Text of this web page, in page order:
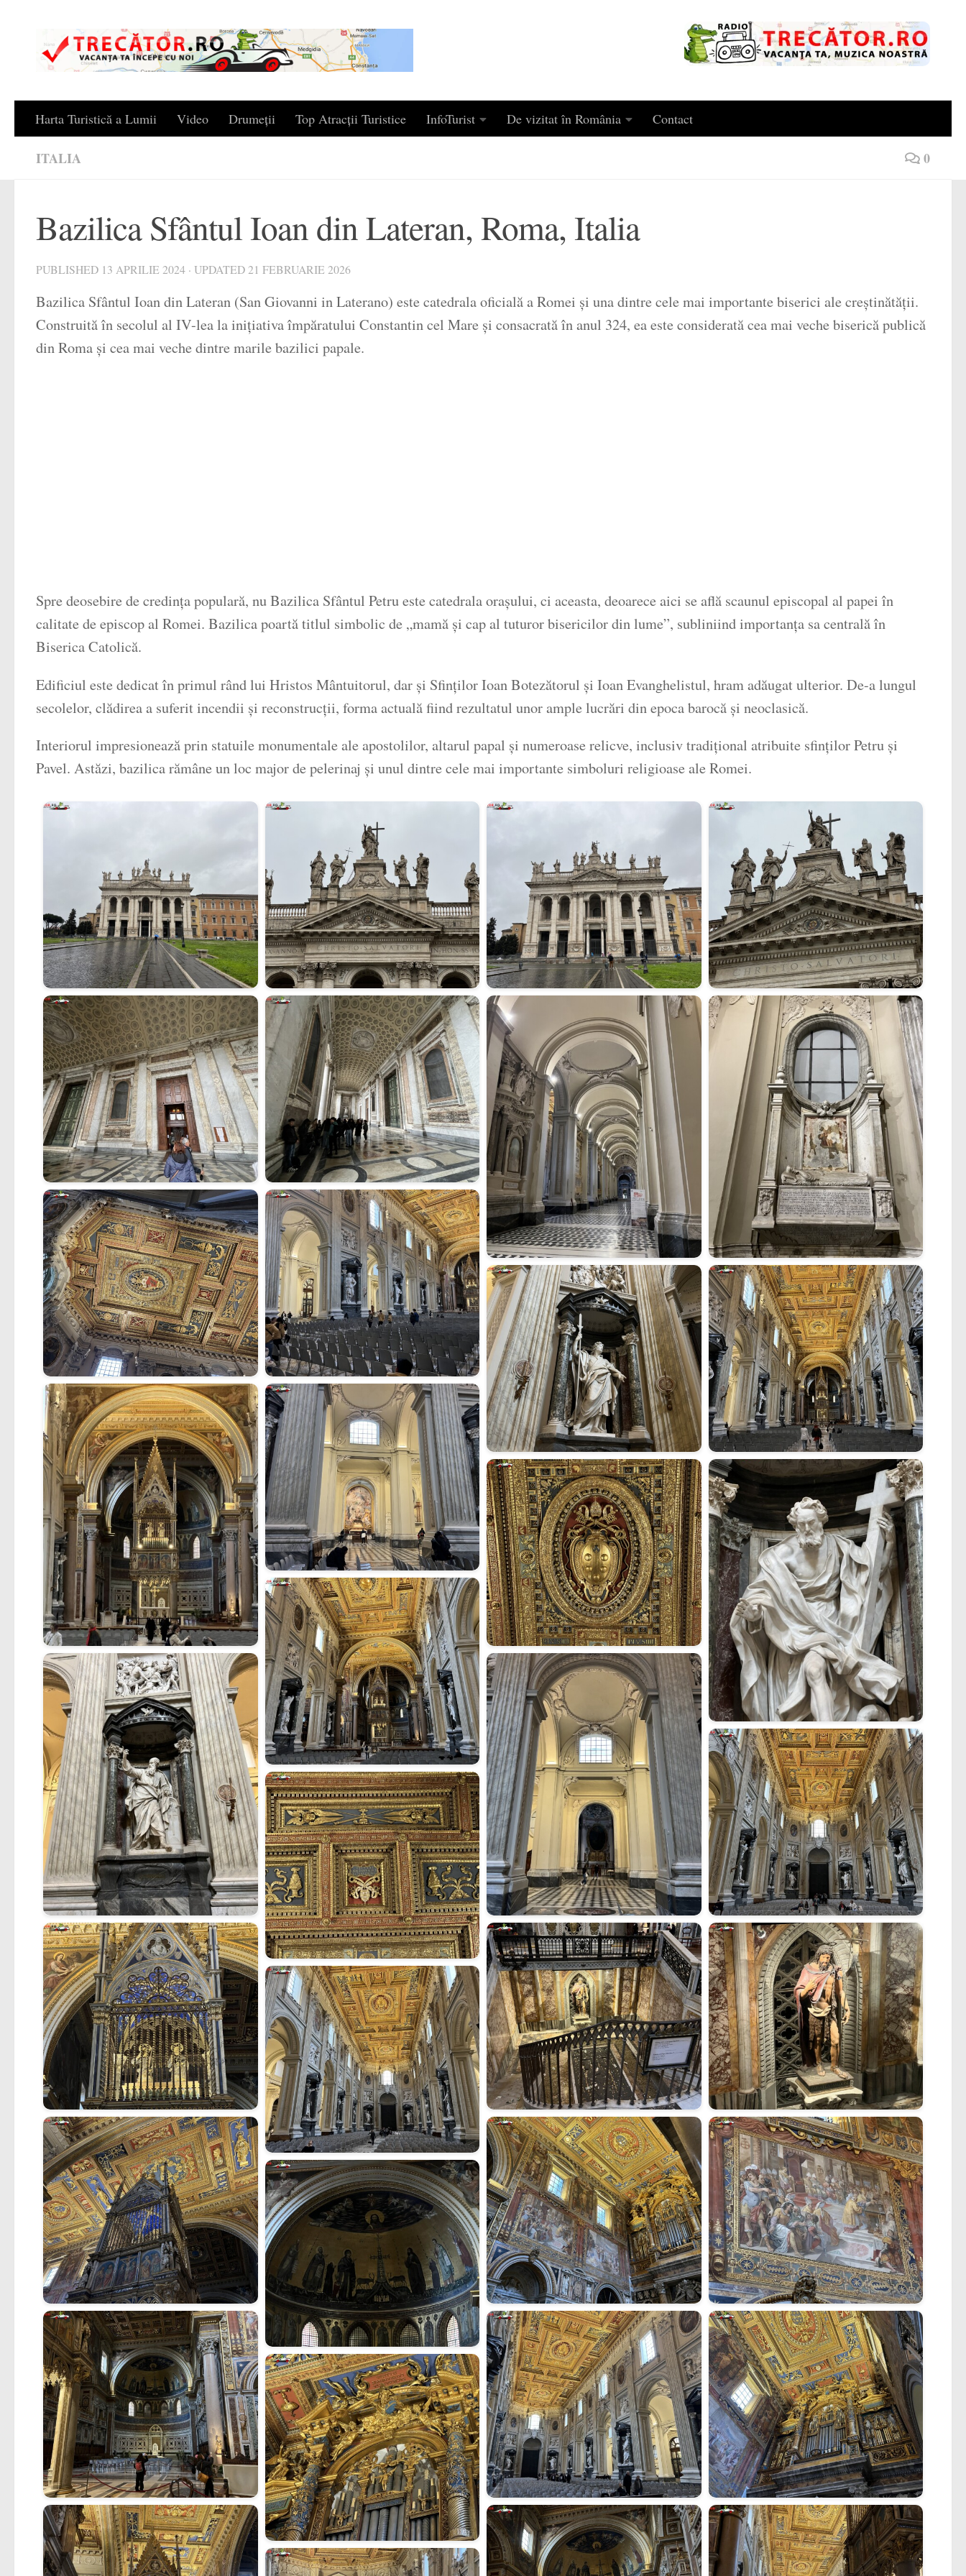
Harta Turistică a Lumii Video Drumeții Top Atracții Turistice InfoTurist De vizitat în România Contact
ITALIA 0
Bazilica Sfântul Ioan din Lateran, Roma, Italia
PUBLISHED 13 APRILIE 2024 · UPDATED21 FEBRUARIE 2026
Bazilica Sfântul Ioan din Lateran (San Giovanni in Laterano) este catedrala oficială a Romei și una dintre cele mai importante biserici ale creștinătății.
Construită în secolul al IV-lea la inițiativa împăratului Constantin cel Mare și consacrată în anul 324, ea este considerată cea mai veche biserică publică
din Roma și cea mai veche dintre marile bazilici papale.
Spre deosebire de credința populară, nu Bazilica Sfântul Petru este catedrala orașului, ci aceasta, deoarece aici se află scaunul episcopal al papei în
calitate de episcop al Romei. Bazilica poartă titlul simbolic de „mamă și cap al tuturor bisericilor din lume”, subliniind importanța sa centrală în
Biserica Catolică.
Edificiul este dedicat în primul rând lui Hristos Mântuitorul, dar și Sfinților Ioan Botezătorul și Ioan Evanghelistul, hram adăugat ulterior. De-a lungul
secolelor, clădirea a suferit incendii și reconstrucții, forma actuală fiind rezultatul unor ample lucrări din epoca barocă și neoclasică.
Interiorul impresionează prin statuile monumentale ale apostolilor, altarul papal și numeroase relicve, inclusiv tradițional atribuite sfinților Petru și
Pavel. Astăzi, bazilica rămâne un loc major de pelerinaj și unul dintre cele mai importante simboluri religioase ale Romei.